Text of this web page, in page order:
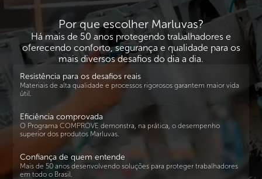
Por que escolher Marluvas?
Há mais de 50 anos protegendo trabalhadores e
oferecendo conforto, segurança e qualidade para os
mais diversos desafios do dia a dia.
Resistência para os desafios reais
Materiais de alta qualidade e processos rigorosos garantem maior vida
útil.
Eficiência comprovada
O Programa COMPROVE demonstra, na prática, o desempenho
superior dos produtos Marluvas.
Confiança de quem entende
Mais de 50 anos desenvolvendo soluções para proteger trabalhadores
em todo o Brasil.